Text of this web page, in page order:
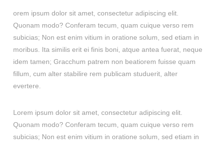
orem ipsum dolor sit amet, consectetur adipiscing elit.
Quonam modo? Conferam tecum, quam cuique verso rem
subicias; Non est enim vitium in oratione solum, sed etiam in
moribus. Ita similis erit ei finis boni, atque antea fuerat, neque
idem tamen; Gracchum patrem non beatiorem fuisse quam
fillum, cum alter stabilire rem publicam studuerit, alter
evertere.
Lorem ipsum dolor sit amet, consectetur adipiscing elit.
Quonam modo? Conferam tecum, quam cuique verso rem
subicias; Non est enim vitium in oratione solum, sed etiam in